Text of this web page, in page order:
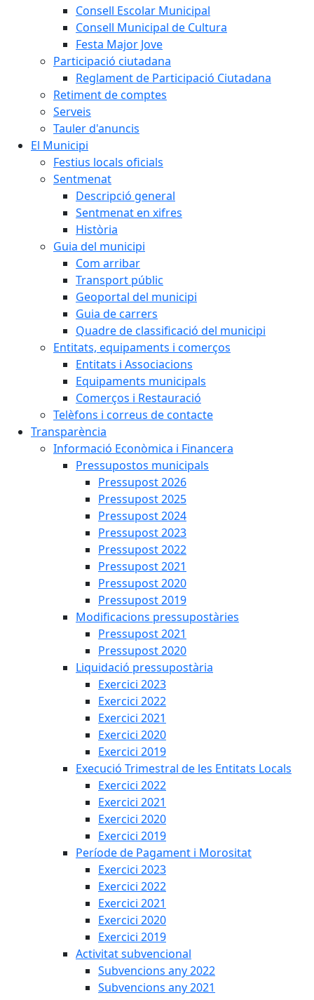
Consell Escolar Municipal
Consell Municipal de Cultura
Festa Major Jove
Participació ciutadana
Reglament de Participació Ciutadana
Retiment de comptes
Serveis
Tauler d'anuncis
El Municipi
Festius locals oficials
Sentmenat
Descripció general
Sentmenat en xifres
Història
Guia del municipi
Com arribar
Transport públic
Geoportal del municipi
Guia de carrers
Quadre de classificació del municipi
Entitats, equipaments i comerços
Entitats i Associacions
Equipaments municipals
Comerços i Restauració
Telèfons i correus de contacte
Transparència
Informació Econòmica i Financera
Pressupostos municipals
Pressupost 2026
Pressupost 2025
Pressupost 2024
Pressupost 2023
Pressupost 2022
Pressupost 2021
Pressupost 2020
Pressupost 2019
Modificacions pressupostàries
Pressupost 2021
Pressupost 2020
Liquidació pressupostària
Exercici 2023
Exercici 2022
Exercici 2021
Exercici 2020
Exercici 2019
Execució Trimestral de les Entitats Locals
Exercici 2022
Exercici 2021
Exercici 2020
Exercici 2019
Període de Pagament i Morositat
Exercici 2023
Exercici 2022
Exercici 2021
Exercici 2020
Exercici 2019
Activitat subvencional
Subvencions any 2022
Subvencions any 2021